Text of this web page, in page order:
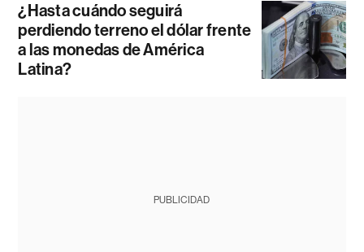
¿Hasta cuándo seguirá
perdiendo terreno el dólar frente
a las monedas de América
Latina?
PUBLICIDAD